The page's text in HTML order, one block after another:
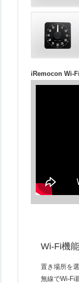
iRemocon Wi-
Wi-Fi機能
置き場所を
無線でWi-Fi